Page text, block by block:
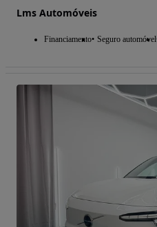
Lms Automóveis
Financiamento Seguro automóvel